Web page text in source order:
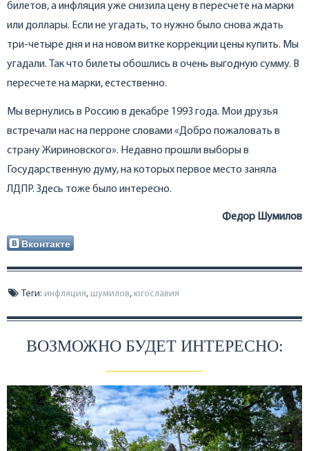
билетов, а инфляция уже снизила цену в пересчете на марки
или доллары. Если не угадать, то нужно было снова ждать
три-четыре дня и на новом витке коррекции цены купить. Мы
угадали. Так что билеты обошлись в очень выгодную сумму. В
пересчете на марки, естественно.
Мы вернулись в Россию в декабре 1993 года. Мои друзья
встречали нас на перроне словами «Добро пожаловать в
страну Жириновского». Недавно прошли выборы в
Государственную думу, на которых первое место заняла
ЛДПР. Здесь тоже было интересно.
Федор Шумилов
Вконтакте
Теги: инфляция, шумилов, югославия
ВОЗМОЖНО БУДЕТ ИНТЕРЕСНО: